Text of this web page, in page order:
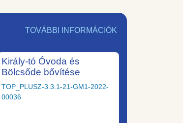
TOVÁBBI INFORMÁCIÓK
Király-tó Óvoda és
Bölcsőde bővítése
TOP_PLUSZ-3.3.1-21-GM1-2022-
00036